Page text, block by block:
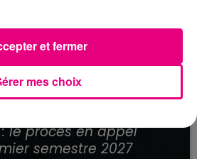
le procès en appel
semestre 2027
mes choix
et fermer